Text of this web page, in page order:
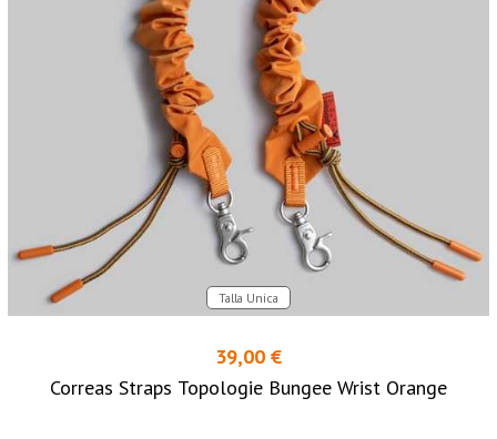
Talla Unica
39,00 €
Correas Straps Topologie Bungee Wrist Orange